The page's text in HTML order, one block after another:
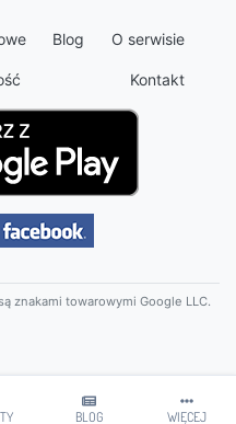
BLOG WIĘCEJ
Blog O serwisie
Kontakt
znakami towarowymi Google LLC.